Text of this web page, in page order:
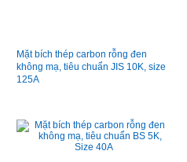
Mặt bích thép carbon rỗng đen
không mạ, tiêu chuẩn JIS 10K, size
125A